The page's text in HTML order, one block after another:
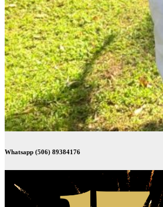
Whatsapp (506) 89384176